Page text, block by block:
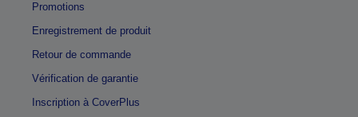
Promotions
Enregistrement de produit
Retour de commande
Vérification de garantie
Inscription à CoverPlus